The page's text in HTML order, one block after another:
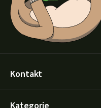
Kontakt